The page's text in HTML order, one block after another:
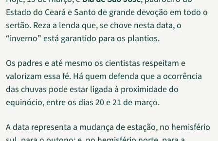
Estado do Ceará e Santo de grande devoção em todo o
sertão. Reza a lenda que, se chove nesta data, o
“inverno” está garantido para os plantios.
Os padres e até mesmo os cientistas respeitam e
valorizam essa fé. Há quem defenda que a ocorrência
das chuvas pode estar ligada à proximidade do
equinócio, entre os dias 20 e 21 de março.
A data representa a mudança de estação, no hemisfério